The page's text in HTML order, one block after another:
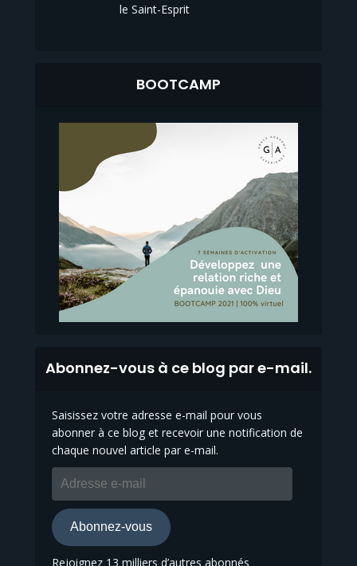
le Saint-Esprit
BOOTCAMP
Abonnez-vous à ce blog par e-mail.
Saisissez votre adresse e-mail pour vous
abonner à ce blog et recevoir une notification de
chaque nouvel article par e-mail.
Adresse
e-
mail
Abonnez-vous
Rejoignez 13 milliers d’autres abonnés